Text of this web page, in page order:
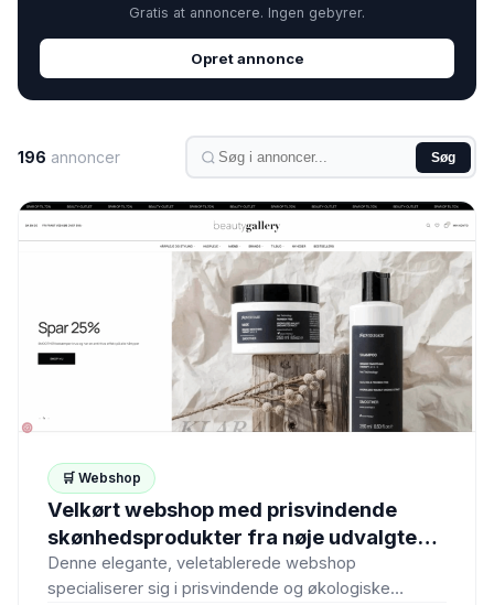
Gratis at annoncere. Ingen gebyrer.
Opret annonce
196 annoncer Søg
🛒 Webshop
Velkørt webshop med prisvindende
skønhedsprodukter fra nøje udvalgte
brands
Denne elegante, veletablerede webshop
specialiserer sig i prisvindende og økologiske